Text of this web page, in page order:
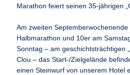
Marathon feiert seinen 35-jährigen
Am zweiten
Halbmarathon und 10er am
Sonntag – am geschichtsträchtigen
Clou – das Start-/Zielgelände
einen Steinwurf von unserem Hotel